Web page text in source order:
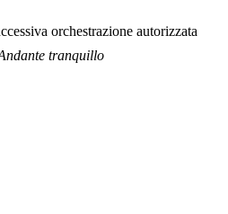
orchestrazione autorizzata
tranquillo